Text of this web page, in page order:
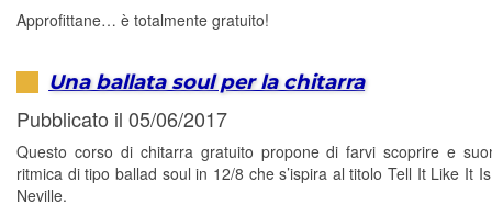
Approfittane… è totalmente gratuito!
Una ballata soul per la chitarra
Pubblicato il 05/06/2017
Questo corso di chitarra gratuito propone di farvi scoprire e
ritmica di tipo ballad soul in 12/8 che s’ispira al titolo Tell It Like It
Neville.